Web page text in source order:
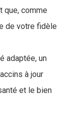
que, comme
de votre fidèle
adaptée, un
à jour
et le bien